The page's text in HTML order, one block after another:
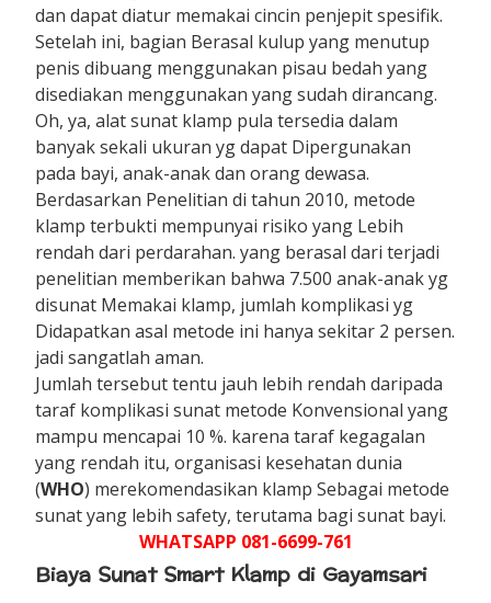
dan dapat diatur memakai cincin penjepit spesifik.
Setelah ini, bagian Berasal kulup yang menutup
penis dibuang menggunakan pisau bedah yang
disediakan menggunakan yang sudah dirancang.
Oh, ya, alat sunat klamp pula tersedia dalam
banyak sekali ukuran yg dapat Dipergunakan
pada bayi, anak-anak dan orang dewasa.
Berdasarkan Penelitian di tahun 2010, metode
klamp terbukti mempunyai risiko yang Lebih
rendah dari perdarahan. yang berasal dari terjadi
penelitian memberikan bahwa 7.500 anak-anak yg
disunat Memakai klamp, jumlah komplikasi yg
Didapatkan asal metode ini hanya sekitar 2 persen.
jadi sangatlah aman.
Jumlah tersebut tentu jauh lebih rendah daripada
taraf komplikasi sunat metode Konvensional yang
mampu mencapai 10 %. karena taraf kegagalan
yang rendah itu, organisasi kesehatan dunia
(WHO) merekomendasikan klamp Sebagai metode
sunat yang lebih safety, terutama bagi sunat bayi.
WHATSAPP 081-6699-761
Biaya Sunat Smart Klamp di Gayamsari